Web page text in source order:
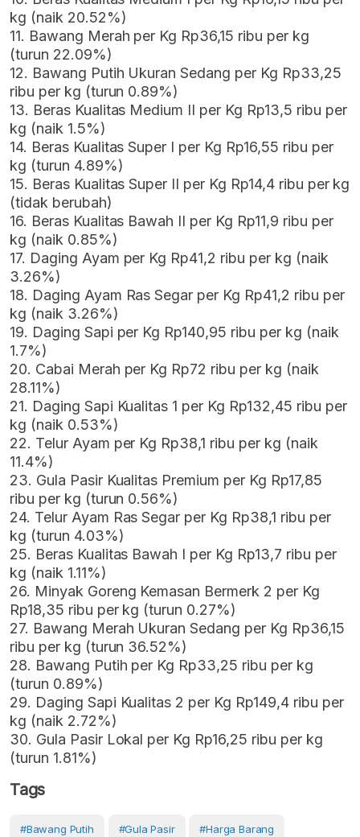
kg (naik 20.52%)
11. Bawang Merah per Kg Rp36,15 ribu per kg
(turun 22.09%)
12. Bawang Putih Ukuran Sedang per Kg Rp33,25
ribu per kg (turun 0.89%)
13. Beras Kualitas Medium II per Kg Rp13,5 ribu per
kg (naik 1.5%)
14. Beras Kualitas Super I per Kg Rp16,55 ribu per
kg (turun 4.89%)
15. Beras Kualitas Super II per Kg Rp14,4 ribu per kg
(tidak berubah)
16. Beras Kualitas Bawah II per Kg Rp11,9 ribu per
kg (naik 0.85%)
17. Daging Ayam per Kg Rp41,2 ribu per kg (naik
3.26%)
18. Daging Ayam Ras Segar per Kg Rp41,2 ribu per
kg (naik 3.26%)
19. Daging Sapi per Kg Rp140,95 ribu per kg (naik
1.7%)
20. Cabai Merah per Kg Rp72 ribu per kg (naik
28.11%)
21. Daging Sapi Kualitas 1 per Kg Rp132,45 ribu per
kg (naik 0.53%)
22. Telur Ayam per Kg Rp38,1 ribu per kg (naik
11.4%)
23. Gula Pasir Kualitas Premium per Kg Rp17,85
ribu per kg (turun 0.56%)
24. Telur Ayam Ras Segar per Kg Rp38,1 ribu per
kg (turun 4.03%)
25. Beras Kualitas Bawah I per Kg Rp13,7 ribu per
kg (naik 1.11%)
26. Minyak Goreng Kemasan Bermerk 2 per Kg
Rp18,35 ribu per kg (turun 0.27%)
27. Bawang Merah Ukuran Sedang per Kg Rp36,15
ribu per kg (turun 36.52%)
28. Bawang Putih per Kg Rp33,25 ribu per kg
(turun 0.89%)
29. Daging Sapi Kualitas 2 per Kg Rp149,4 ribu per
kg (naik 2.72%)
30. Gula Pasir Lokal per Kg Rp16,25 ribu per kg
(turun 1.81%)
Tags
#Bawang Putih #Gula Pasir #Harga Barang